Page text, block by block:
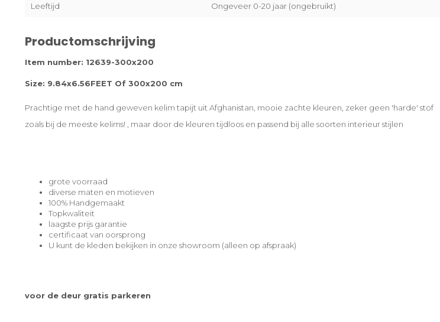
Leeftijd Ongeveer 0-20 jaar (ongebruikt)
Productomschrijving
Item number: 12639-300x200
Size: 9.84x6.56FEET Of 300x200 cm
Prachtige met de hand geweven kelim tapijt uit Afghanistan, mooie zachte kleuren, zeker geen 'harde' stof
zoals bij de meeste kelims! , maar door de kleuren tijdloos en passend bij alle soorten interieur stijlen
grote voorraad
diverse maten en motieven
100% Handgemaakt
Topkwaliteit
laagste prijs garantie
certificaat van oorsprong
U kunt de kleden bekijken in onze showroom (alleen op afspraak)
voor de deur gratis parkeren